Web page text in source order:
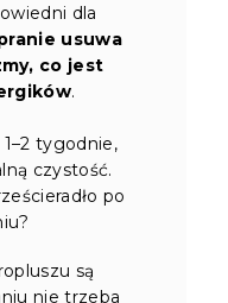
dla
usuwa
co jest
.
tygodnie,
czystość.
po
są
nie trzeba